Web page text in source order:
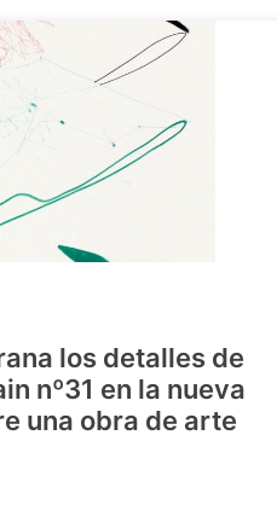
los detalles de
nº31 en la nueva
una obra de arte